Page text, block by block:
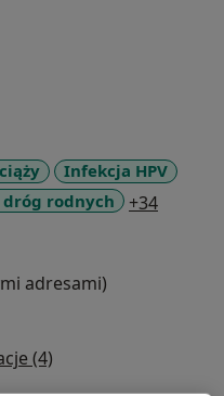
Infekcja HPV
rodnych +34
adresami)
(4)